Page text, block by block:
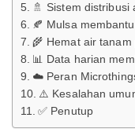
🚿 Sistem distribusi
🍂 Mulsa
🌾 Hemat air
📊 Data harian
☁️ Peran
⚠️ Kesalahan
✅ Penutup